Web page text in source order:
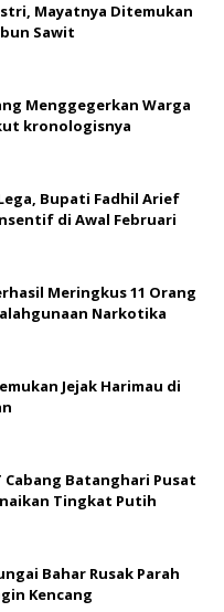
Mayatnya Ditemukan
Sawit
Menggegerkan Warga
kronologisnya
Bupati Fadhil Arief
di Awal Februari
Meringkus 11 Orang
Narkotika
Jejak Harimau di
Cabang Batanghari Pusat
Tingkat Putih
Bahar Rusak Parah
Kencang